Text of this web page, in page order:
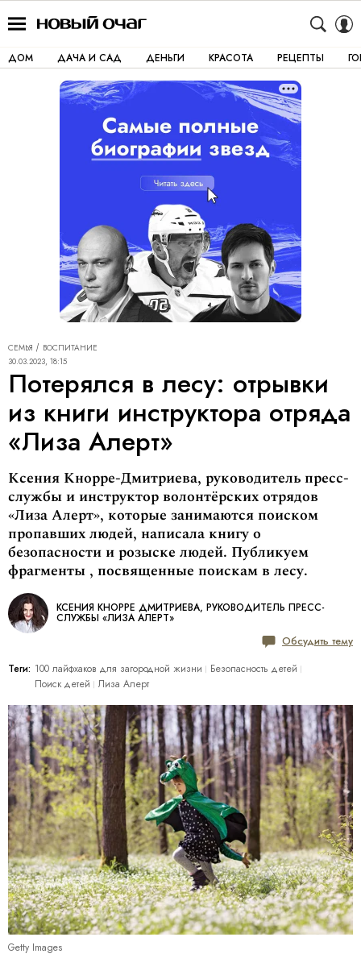
ДОМ ДАЧА И САД ДЕНЬГИ КРАСОТА РЕЦЕПТЫ
СЕМЬЯ
ВОСПИТАНИЕ
30.03.2023, 18:15
Потерялся в лесу: отрывки
из книги инструктора отряда
«Лиза Алерт»
Ксения Кнорре-Дмитриева, руководитель пресс-
службы и инструктор волонтёрских отрядов
«Лиза Алерт», которые занимаются поиском
пропавших людей, написала книгу о
безопасности и розыске людей. Публикуем
фрагменты , посвященные поискам в лесу.
КСЕНИЯ КНОРРЕ ДМИТРИЕВА, РУКОВОДИТЕЛЬ ПРЕСС-
СЛУЖБЫ «ЛИЗА АЛЕРТ»
Обсудить тему
Теги: 100 лайфхаков для загородной жизни
Безопасность детей
Поиск детей
Лиза Алерт
Getty Images